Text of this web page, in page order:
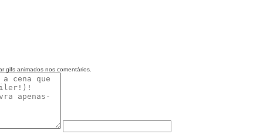
gifs animados nos comentários.